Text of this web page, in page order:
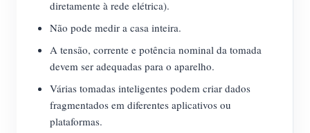
diretamente à rede elétrica).
Não pode medir a casa inteira.
A tensão, corrente e potência nominal da tomada
devem ser adequadas para o aparelho.
Várias tomadas inteligentes podem criar dados
fragmentados em diferentes aplicativos ou
plataformas.